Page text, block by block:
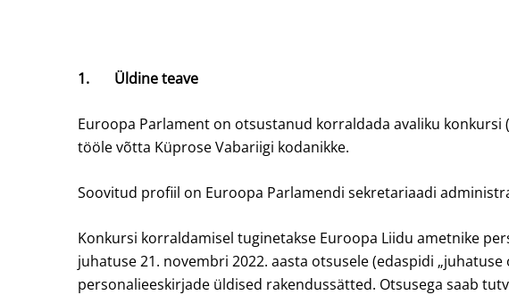
1. Üldine teave
Euroopa Parlament on otsustanud korraldada avaliku
tööle võtta Küprose Vabariigi kodanikke.
Soovitud profiil on Euroopa Parlamendi sekretariaadi
Konkursi korraldamisel tuginetakse Euroopa Liidu ametnike
juhatuse 21. novembri 2022. aasta otsusele (edaspidi
personalieeskirjade üldised rakendussätted. Otsusega saab